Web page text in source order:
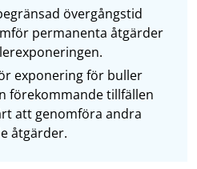
övergångstid
permanenta åtgärder
exponering för buller
förekommande tillfällen
att genomföra andra
åtgärder.